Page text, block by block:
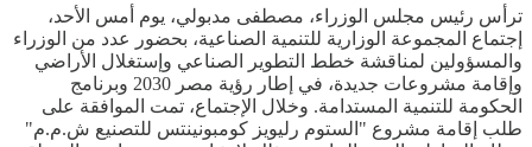
ترأس رئيس مجلس الوزراء، مصطفى مدبولي، يوم أمس الأحد،
إجتماع المجموعة الوزارية للتنمية الصناعية، بحضور عدد من الوزراء
والمسؤولين لمناقشة خطط التطوير الصناعي وإستغلال الأراضي
وإقامة مشروعات جديدة، في إطار رؤية مصر 2030 وبرنامج
الحكومة للتنمية المستدامة. وخلال الإجتماع، تمت الموافقة على
طلب إقامة مشروع "الستوم رليويز كومبونينتس للتصنيع ش.م.م"